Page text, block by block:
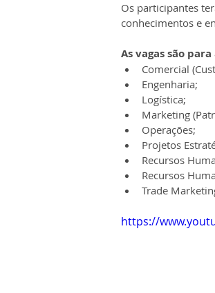
Os participantes
conhecimentos e
As vagas são
Comercial
Engenharia;
Logística;
Marketing
Operações;
Projetos
Recursos
Recursos
Trade
https://